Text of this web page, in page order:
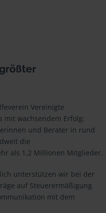
Vereinigte
mit wachsendem Erfolg:
und Berater in rund
die
als 1,2 Millionen Mitglieder.
unterstützen wir bei der
auf Steuerermäßigung
mit dem